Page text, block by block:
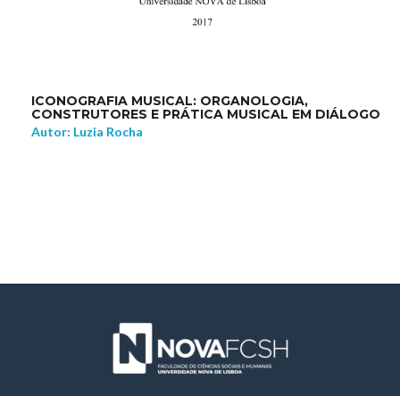
ICONOGRAFIA MUSICAL: ORGANOLOGIA,
CONSTRUTORES E PRÁTICA MUSICAL EM DIÁLOGO
Autor: Luzia Rocha